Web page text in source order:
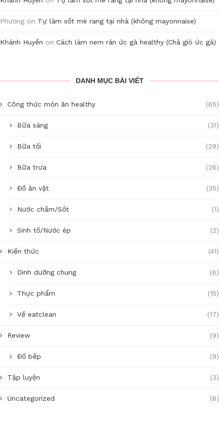
Phương on Tự làm sốt mè rang tại nhà (không mayonnaise)
Khánh Huyền on Cách làm nem rán ức gà healthy (Chả giò ức gà)
DANH MỤC BÀI VIẾT
Công thức món ăn healthy (65)
Bữa sáng (31)
Bữa tối (29)
Bữa trưa (26)
Đồ ăn vặt (35)
Nước chấm/Sốt (1)
Sinh tố/Nước ép (2)
Kiến thức (41)
Dinh dưỡng chung (6)
Thực phẩm (15)
Về eatclean (17)
Review (9)
Đồ bếp (9)
Tập luyện (3)
Uncategorized (8)